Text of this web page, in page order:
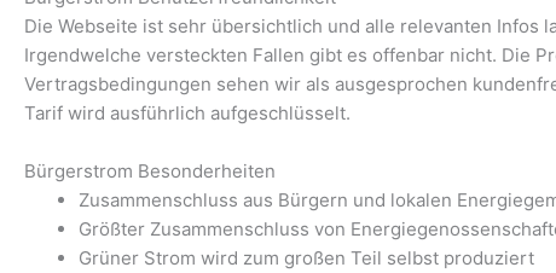
Die Webseite ist sehr übersichtlich und alle relevanten Infos
Irgendwelche versteckten Fallen gibt es offenbar nicht. Die
Vertragsbedingungen sehen wir als ausgesprochen
Tarif wird ausführlich aufgeschlüsselt.
Bürgerstrom Besonderheiten
Zusammenschluss aus Bürgern und lokalen
Größter Zusammenschluss von
Grüner Strom wird zum großen Teil selbst produziert